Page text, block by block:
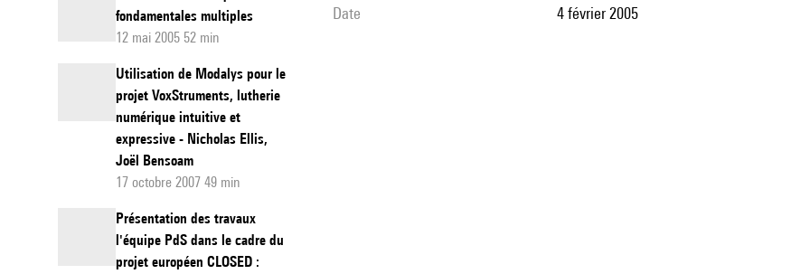
fondamentales multiples
12 mai 2005 52 min
Utilisation de Modalys pour le
projet VoxStruments, lutherie
numérique intuitive et
expressive - Nicholas Ellis,
Joël Bensoam
17 octobre 2007 49 min
Présentation des travaux
l'équipe PdS dans le cadre du
projet européen CLOSED :
date 4 février 2005